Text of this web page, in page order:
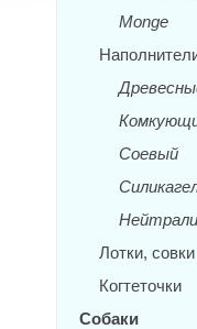
Monge
Соевый
Лотки, совки
Когтеточки
Собаки